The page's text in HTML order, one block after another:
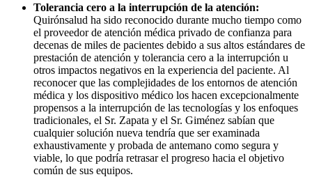
Tolerancia cero a la interrupción de la atención:
Quirónsalud ha sido reconocido durante mucho tiempo como
el proveedor de atención médica privado de confianza para
decenas de miles de pacientes debido a sus altos estándares de
prestación de atención y tolerancia cero a la interrupción u
otros impactos negativos en la experiencia del paciente. Al
reconocer que las complejidades de los entornos de atención
médica y los dispositivo médico los hacen excepcionalmente
propensos a la interrupción de las tecnologías y los enfoques
tradicionales, el Sr. Zapata y el Sr. Giménez sabían que
cualquier solución nueva tendría que ser examinada
exhaustivamente y probada de antemano como segura y
viable, lo que podría retrasar el progreso hacia el objetivo
común de sus equipos.